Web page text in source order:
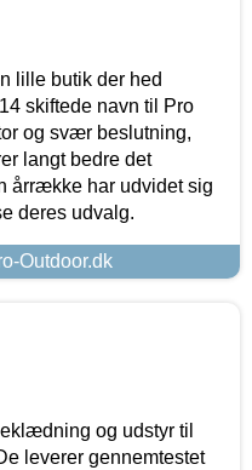
lille butik der hed
skiftede navn til Pro
og svær beslutning,
langt bedre det
årrække har udvidet sig
deres udvalg.
Outdoor.dk
og udstyr til
leverer gennemtestet